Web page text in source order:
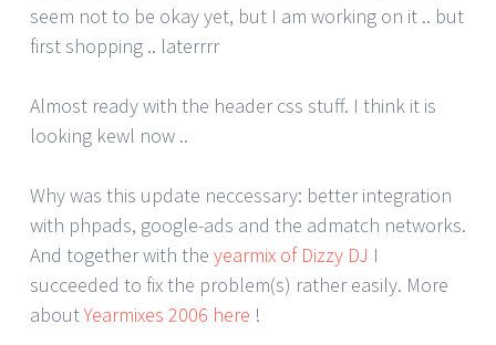
seem not to be okay yet, but I am working on it .. but
first shopping .. laterrrr
Almost ready with the header css stuff. I think it is
looking kewl now ..
Why was this update neccessary: better integration
with phpads, google-ads and the admatch networks.
And together with the yearmix of Dizzy DJ I
succeeded to fix the problem(s) rather easily. More
aboutYearmixes 2006 here !